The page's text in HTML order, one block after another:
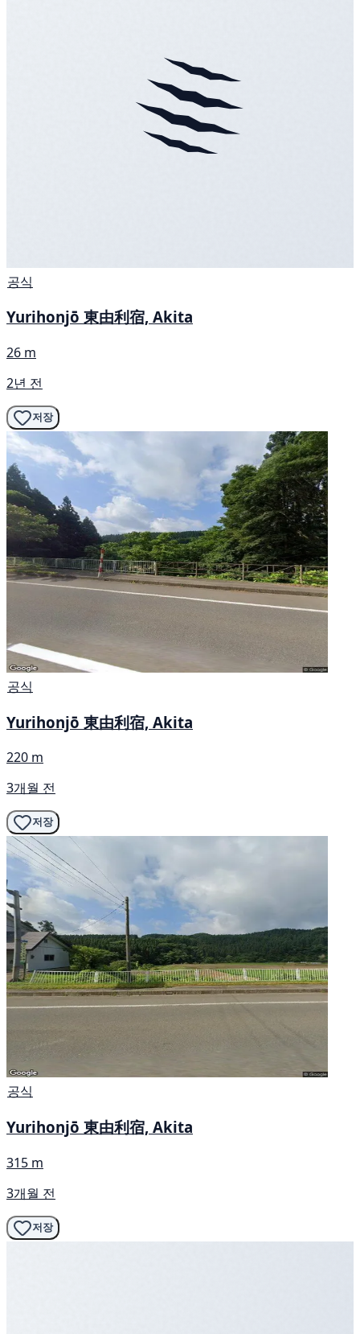
공식
Yurihonjō 東由利宿, Akita
26 m
2년 전
저장
공식
Yurihonjō 東由利宿, Akita
220 m
3개월 전
저장
공식
Yurihonjō 東由利宿, Akita
315 m
3개월 전
저장